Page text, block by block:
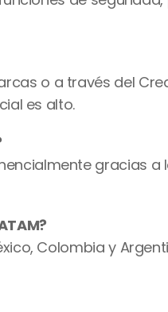
o a través del
es alto.
gracias
Colombia y